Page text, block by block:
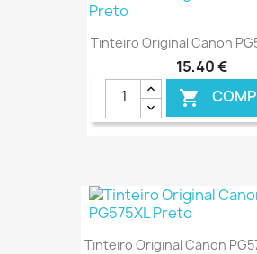
Tinteiro Original Canon
15,40 €

Tinteiro Original Canon